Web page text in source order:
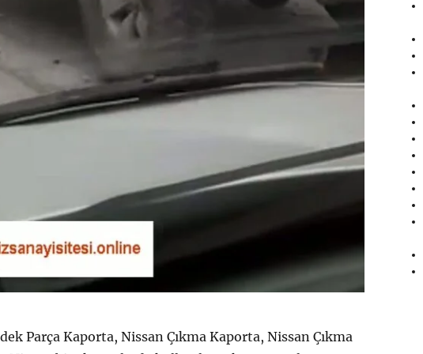
Parça Kaporta, Nissan Çıkma Kaporta, Nissan Çıkma